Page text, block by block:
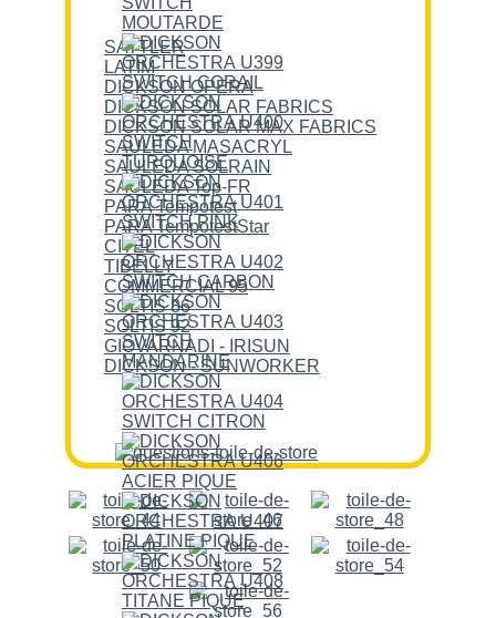
SATTLER
LATIM
DICKSON OPERA
DICKSON SOLAR FABRICS
DICKSON SOLAR MAX FABRICS
SAULEDA MASACRYL
SAULEDA SOLRAIN
SAULEDA Top-FR
PARA Tempotest
PARA TempotestStar
CITEL
TIBELLY
COMMERCIAL 95
SOLTIS 86
SOLTIS 92
GIOVARNADI - IRISUN
DICKSON - SUNWORKER